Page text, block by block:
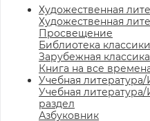
Художественная
Художественная
Просвещение
Библиотека классики
Зарубежная классика
Книга на все
Учебная литература/
Учебная литература/
раздел
Азбуковник